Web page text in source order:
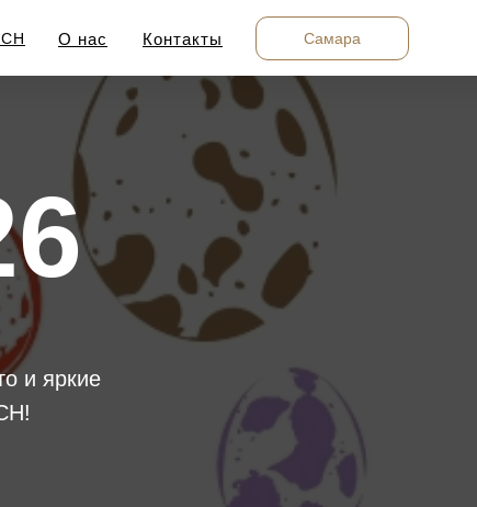
О нас Контакты Самара
и яркие